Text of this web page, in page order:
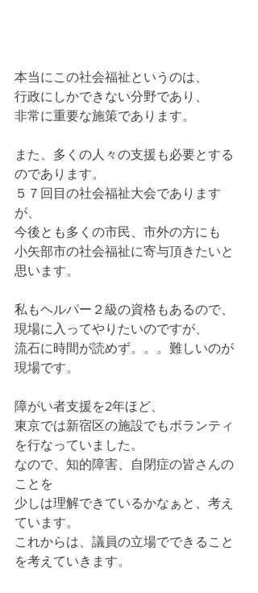
本当にこの社会福祉というのは、
行政にしかできない分野であり、
非常に重要な施策であります。
また、多くの人々の支援も必要とする
のであります。
５７回目の社会福祉大会であります
が、
今後とも多くの市民、市外の方にも
小矢部市の社会福祉に寄与頂きたいと
思います。
私もヘルパー２級の資格もあるので、
現場に入ってやりたいのですが、
流石に時間が読めず。。。難しいのが
現場です。
障がい者支援を2年ほど、
東京では新宿区の施設でもボランティ
を行なっていました。
なので、知的障害、自閉症の皆さんの
ことを
少しは理解できているかなぁと、考え
ています。
これからは、議員の立場でできること
を考えていきます。